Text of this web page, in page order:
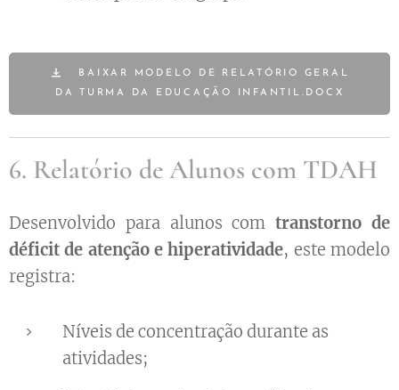
BAIXAR MODELO DE RELATÓRIO GERAL
DA TURMA DA EDUCAÇÃO INFANTIL.DOCX
6. Relatório de Alunos com TDAH
Desenvolvido para alunos comtranstorno de
déficit de atenção e hiperatividade, este modelo
registra:
Níveis de concentração durante as
atividades;